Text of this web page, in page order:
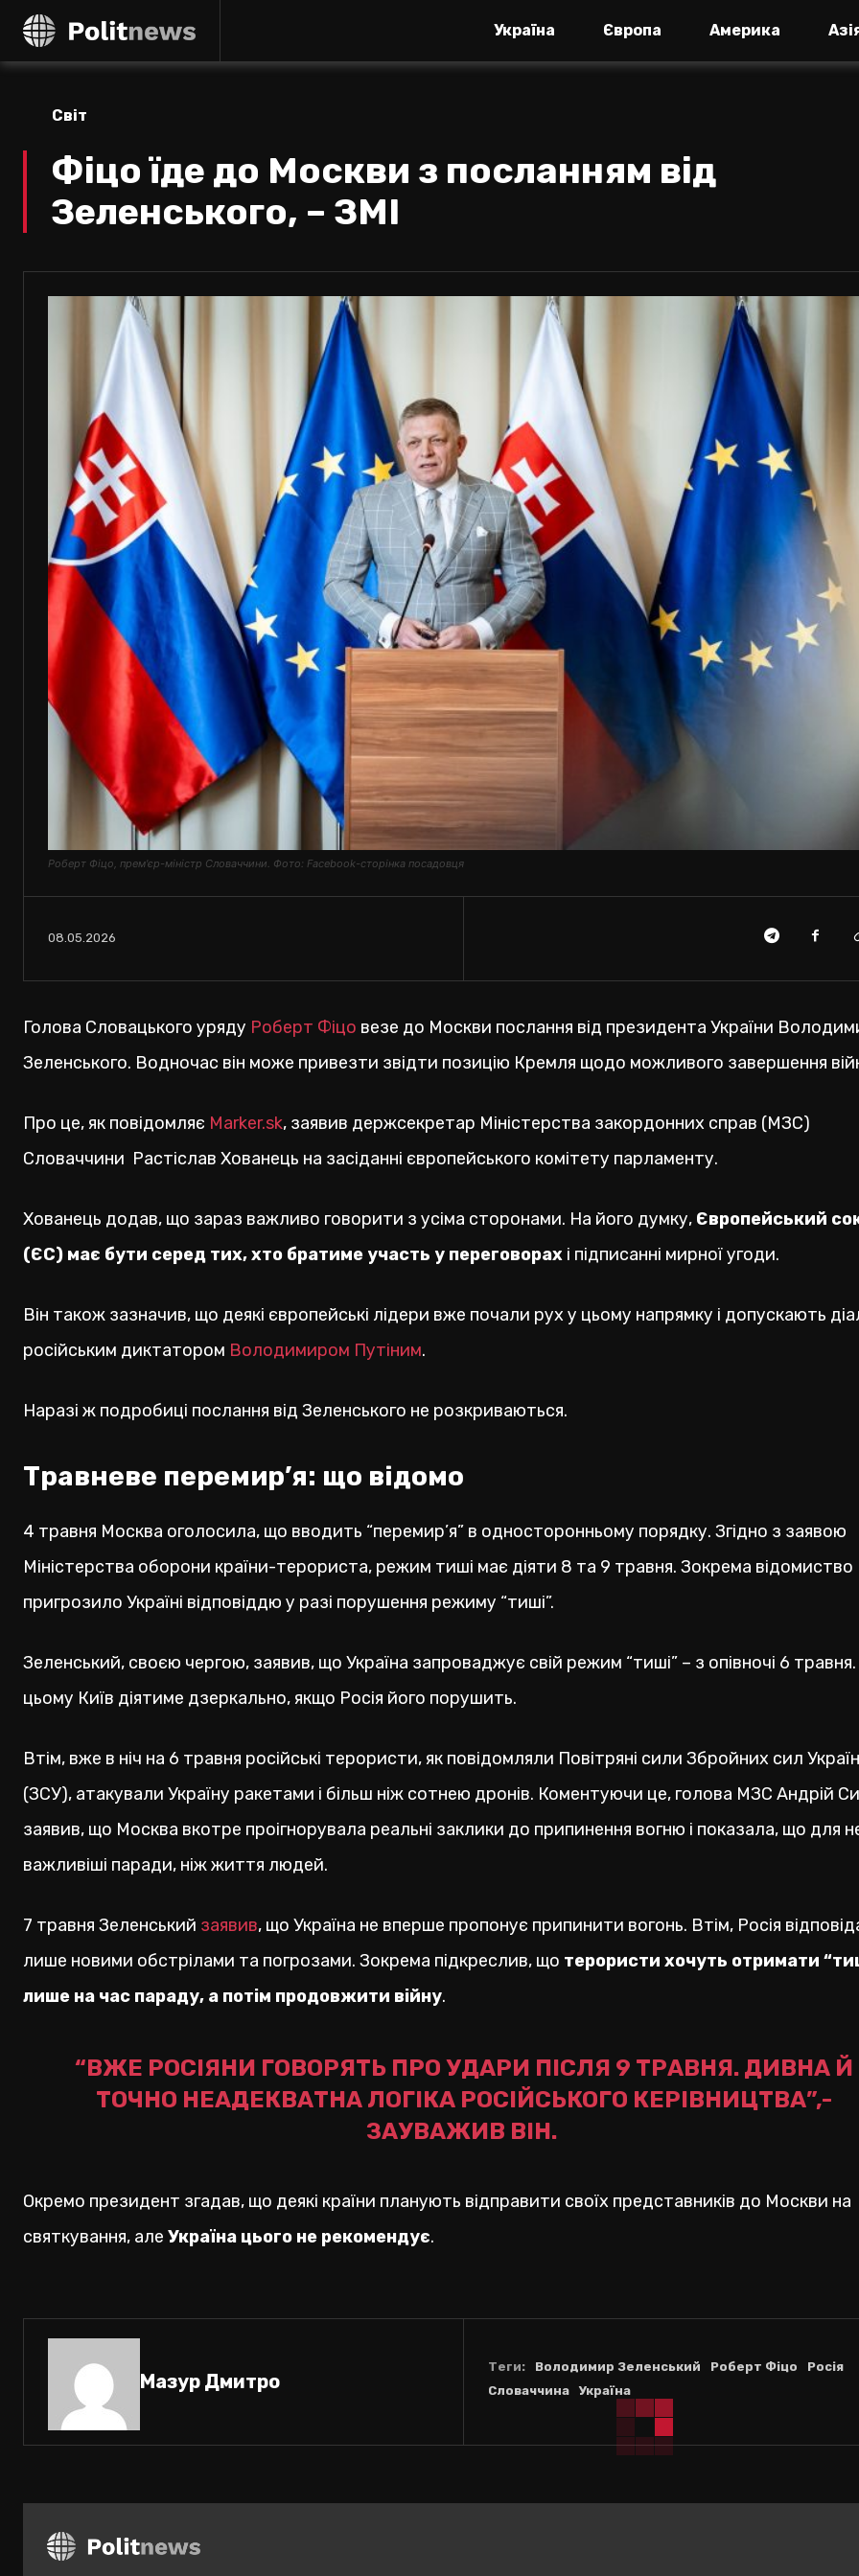
Україна Європа Америка
Світ
Фіцо їде до Москви з посланням від
Зеленського, – ЗМІ
Роберт Фіцо, прем'єр-міністр Словаччини. Фото: Facebook-сторінка посадовця
08.05.2026
Голова Словацького уряду Роберт Фіцо везе до Москви послання від президента України
Зеленського. Водночас він може привезти звідти позицію Кремля щодо можливого завершення
Про це, як повідомляє Marker.sk, заявив держсекретар Міністерства закордонних справ (МЗС)
Словаччини Растіслав Хованець на засіданні європейського комітету парламенту.
Хованець додав, що зараз важливо говорити з усіма сторонами. На його думку, Європейський
(ЄС) має бути серед тих, хто братиме участь у переговорах і підписанні мирної угоди.
Він також зазначив, що деякі європейські лідери вже почали рух у цьому напрямку і допускають
російським диктатором Володимиром Путіним.
Наразі ж подробиці послання від Зеленського не розкриваються.
Травневе перемир’я: що відомо
4 травня Москва оголосила, що вводить “перемир’я” в односторонньому порядку. Згідно з заявою
Міністерства оборони країни-терориста, режим тиші має діяти 8 та 9 травня. Зокрема відомиство
пригрозило Україні відповіддю у разі порушення режиму “тиші”.
Зеленський, своєю чергою, заявив, що Україна запроваджує свій режим “тиші” – з опівночі 6
цьому Київ діятиме дзеркально, якщо Росія його порушить.
Втім, вже в ніч на 6 травня російські терористи, як повідомляли Повітряні сили Збройних сил
(ЗСУ), атакували Україну ракетами і більш ніж сотнею дронів. Коментуючи це, голова МЗС Андрій
заявив, що Москва вкотре проігнорувала реальні заклики до припинення вогню і показала, що для
важливіші паради, ніж життя людей.
7 травня Зеленський заявив, що Україна не вперше пропонує припинити вогонь. Втім, Росія
лише новими обстрілами та погрозами. Зокрема підкреслив, що терористи хочуть отримати
лише на час параду, а потім продовжити війну.
“ВЖЕ РОСІЯНИ ГОВОРЯТЬ ПРО УДАРИ ПІСЛЯ 9 ТРАВНЯ. ДИВНА Й
ТОЧНО НЕАДЕКВАТНА ЛОГІКА РОСІЙСЬКОГО КЕРІВНИЦТВА”,-
ЗАУВАЖИВ ВІН.
Окремо президент згадав, що деякі країни планують відправити своїх представників до Москви на
святкування, але Україна цього не рекомендує.
Мазур Дмитро
Теги: Володимир Зеленський Роберт Фіцо
Росія
Словаччина
Україна